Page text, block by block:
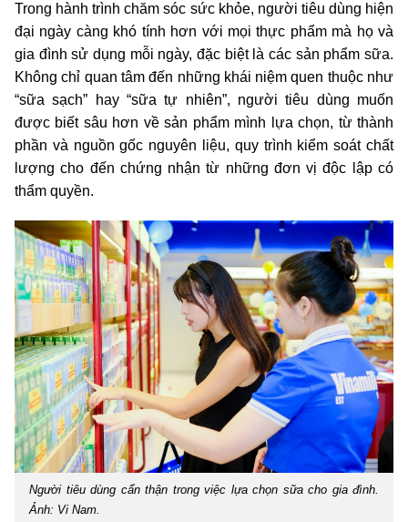
Trong hành trình chăm sóc sức khỏe, người tiêu dùng hiện
đại ngày càng khó tính hơn với mọi thực phẩm mà họ và
gia đình sử dụng mỗi ngày, đặc biệt là các sản phẩm sữa.
Không chỉ quan tâm đến những khái niệm quen thuộc như
“sữa sạch” hay “sữa tự nhiên”, người tiêu dùng muốn
được biết sâu hơn về sản phẩm mình lựa chọn, từ thành
phần và nguồn gốc nguyên liệu, quy trình kiểm soát chất
lượng cho đến chứng nhận từ những đơn vị độc lập có
thẩm quyền.
Người tiêu dùng cẩn thận trong việc lựa chọn sữa cho gia đình.
Ảnh: Vi Nam.